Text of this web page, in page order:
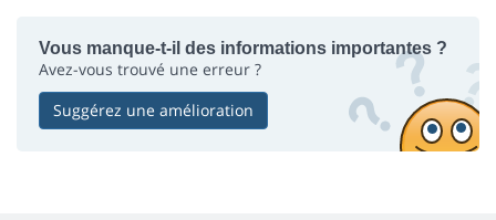
Vous manque-t-il des informations importantes ?
Avez-vous trouvé une erreur ?
Suggérez une amélioration